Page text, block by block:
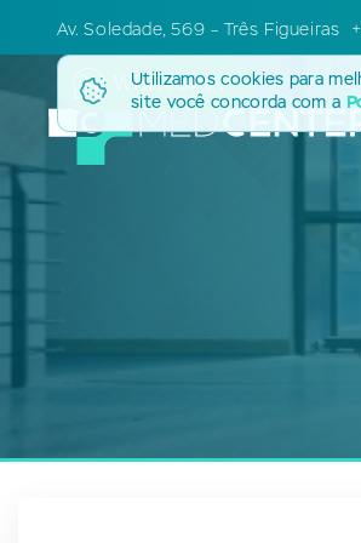
Av. Soledade, 569 – Três Figueiras
WHATSAPP
Utilizamos cookies para
site você concorda com a